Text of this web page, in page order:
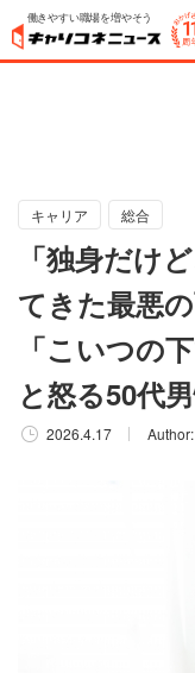
働きやすい職場を増やそう
キャリア 総合
「独身だけ
てきた最悪
「こいつの
と怒る50代
2026.4.17 Author: